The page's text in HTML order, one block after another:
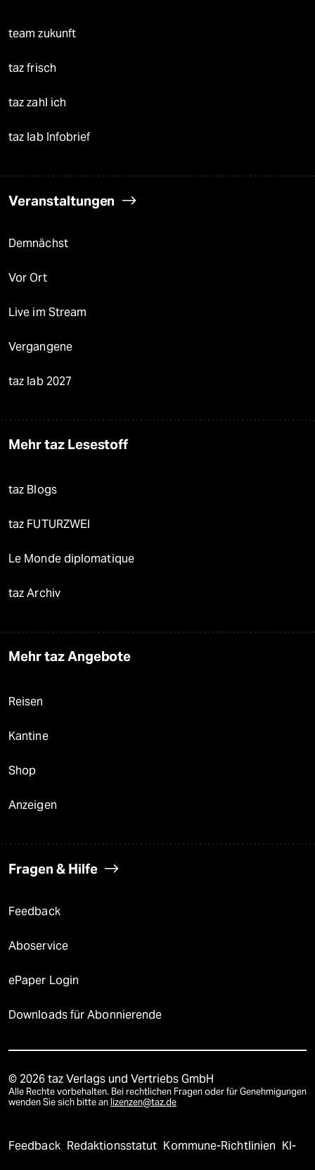
team zukunft
taz frisch
taz zahl ich
taz lab Infobrief
Veranstaltungen
Demnächst
Vor Ort
Live im Stream
Vergangene
taz lab 2027
Mehr taz Lesestoff
taz Blogs
taz FUTURZWEI
Le Monde diplomatique
taz Archiv
Mehr taz Angebote
Reisen
Kantine
Shop
Anzeigen
Fragen & Hilfe
Feedback
Aboservice
ePaper Login
Downloads für Abonnierende
© 2026 taz Verlags und Vertriebs GmbH
Alle Rechte vorbehalten. Bei rechtlichen Fragen oder für Genehmigungen
wenden Sie sich bitte an lizenzen@taz.de
Feedback Redaktionsstatut Kommune-Richtlinien KI-